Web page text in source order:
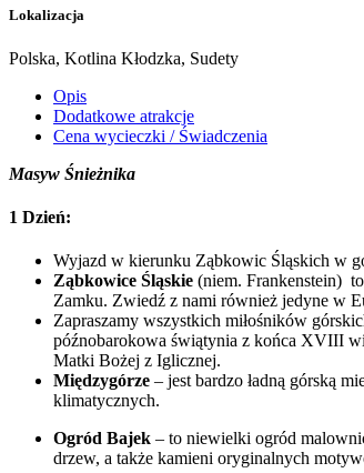
Lokalizacja
Polska, Kotlina Kłodzka, Sudety
Opis
Dodatkowe atrakcje
Cena wycieczki / Świadczenia
Masyw Śnieżnika
1 Dzień:
Wyjazd w kierunku Ząbkowic Śląskich w
Ząbkowice Śląskie (niem. Frankenstein)
Zamku. Zwiedź z nami również jedyne w
Zapraszamy wszystkich miłośników
późnobarokowa świątynia z końca XVIII
Matki Bożej z Iglicznej.
Międzygórze – jest bardzo ładną górską
klimatycznych.
Ogród Bajek – to niewielki ogród
drzew, a także kamieni oryginalnych